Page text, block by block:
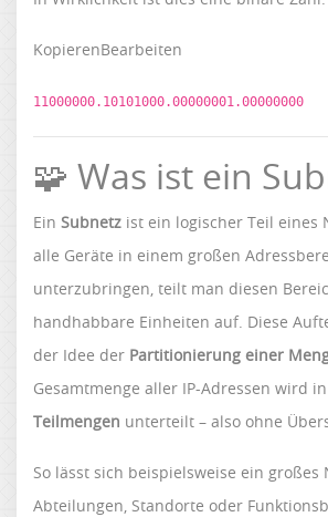
KopierenBearbeiten
11000000.10101000.00000001.00000000
🧩 Was ist ein
Ein Subnetz ist ein logischer Teil eines
alle Geräte in einem großen
unterzubringen, teilt man diesen
handhabbare Einheiten auf. Diese
der Idee der Partitionierung einer
Gesamtmenge aller IP-Adressen wird in
Teilmengen unterteilt – also ohne
So lässt sich beispielsweise ein großes
Abteilungen, Standorte oder